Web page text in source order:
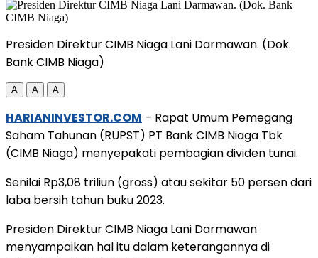
Presiden Direktur CIMB Niaga Lani Darmawan. (Dok.
Bank CIMB Niaga)
A A A
HARIANINVESTOR.COM – Rapat Umum Pemegang
Saham Tahunan (RUPST) PT Bank CIMB Niaga Tbk
(CIMB Niaga) menyepakati pembagian dividen tunai.
Senilai Rp3,08 triliun (gross) atau sekitar 50 persen dari
laba bersih tahun buku 2023.
Presiden Direktur CIMB Niaga Lani Darmawan
menyampaikan hal itu dalam keterangannya di